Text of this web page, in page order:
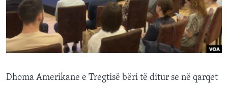
INTERVISTA
DITARI
Dhoma Amerikane e Tregtisë bëri të ditur se në qarqet